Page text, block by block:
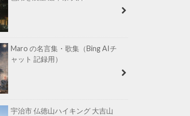
Maro の名言集・歌集（Bing AIチ
ャット 記録用）
宇治市 仏徳山ハイキング 大吉山